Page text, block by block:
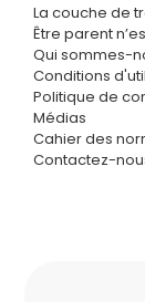
La couche de
Être parent
Qui sommes-
Conditions
Politique de
Médias
Cahier des
Contactez-